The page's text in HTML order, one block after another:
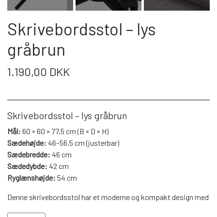
DAYBED/CHAISELONG
ENTRE
REOLER
REOL EDGE
REOL SIGN
VÆGPANELER
BELYSNING
VÆGPANELER
SPEJLE
PARKERING
MONTERING & LEVERING
OM OS
Skrivebordsstol – lys
gråbrun
1.190,00 DKK
Skrivebordsstol – lys gråbrun
Mål: 60 × 60 × 77,5 cm (B × D × H)
Sædehøjde: 46–56,5 cm (justerbar)
Sædebredde: 46 cm
Sædedybde: 42 cm
Ryglænshøjde: 54 cm
Denne skrivebordsstol har et moderne og kompakt design med